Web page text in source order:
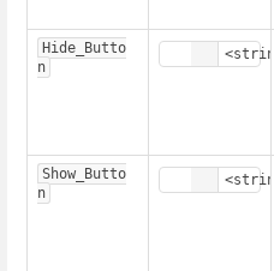
Hide_Butto
n
Show_Butto
n